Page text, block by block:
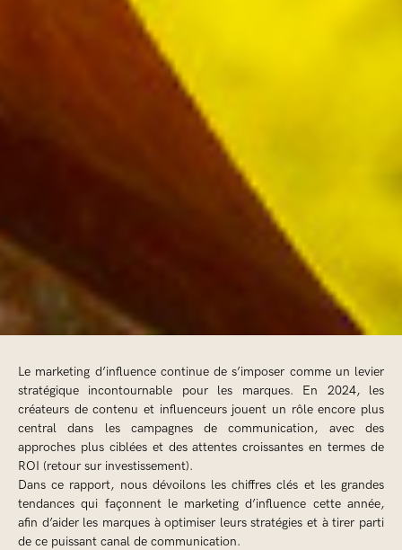
Le marketing d’influence continue de s’imposer comme un levier
stratégique incontournable pour les marques. En 2024, les
créateurs de contenu et influenceurs jouent un rôle encore plus
central dans les campagnes de communication, avec des
approches plus ciblées et des attentes croissantes en termes de
ROI (retour sur investissement).
Dans ce rapport, nous dévoilons les chiffres clés et les grandes
tendances qui façonnent le marketing d’influence cette année,
afin d’aider les marques à optimiser leurs stratégies et à tirer parti
de ce puissant canal de communication.